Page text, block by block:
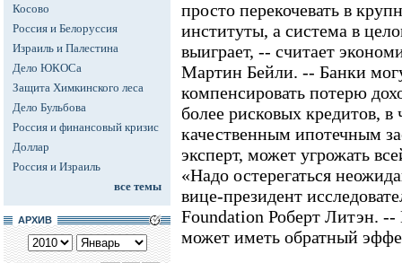
Косово
Россия и Белоруссия
Израиль и Палестина
Дело ЮКОСа
Защита Химкинского леса
Дело Бульбова
Россия и финансовый кризис
Доллар
Россия и Израиль
все темы
АРХИВ
просто перекочевать в
институты, а система в
выиграет, -- считает
Мартин Бейли. -- Банки
компенсировать потерю
более рисковых кредитов,
качественным ипотечным
эксперт, может угрожать
«Надо остерегаться
вице-президент
Foundation Роберт Литэн. --
может иметь обратный